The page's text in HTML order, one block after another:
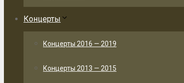
Концерты
Концерты 2016 — 2019
Концерты 2013 — 2015